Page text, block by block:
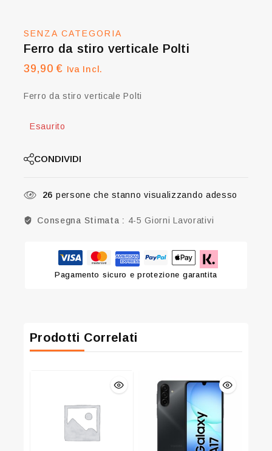
SENZA CATEGORIA
Ferro da stiro verticale Polti
39,90€ Iva Incl.
Ferro da stiro verticale Polti
Esaurito
CONDIVIDI
26 persone che stanno visualizzando adesso
Consegna Stimata : 4-5 Giorni Lavorativi
Pagamento sicuro e protezione garantita
Prodotti Correlati